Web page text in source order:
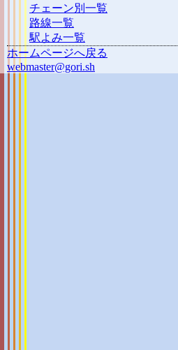
チェーン別一覧
路線一覧
駅よみ一覧
ホームページへ戻る
webmaster@gori.sh